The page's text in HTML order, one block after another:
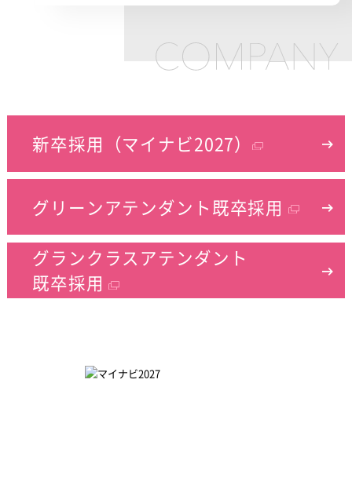
新卒採用（マイナビ2027）
グリーンアテンダント既卒採用
グランクラスアテンダント
既卒採用